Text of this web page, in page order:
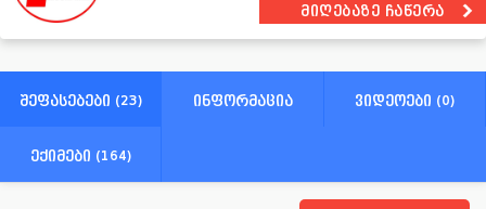
მიღებაზე ჩაწერა
შეფასებები (23) ინფორმაცია ვიდეოები (0)
ექიმები (164)